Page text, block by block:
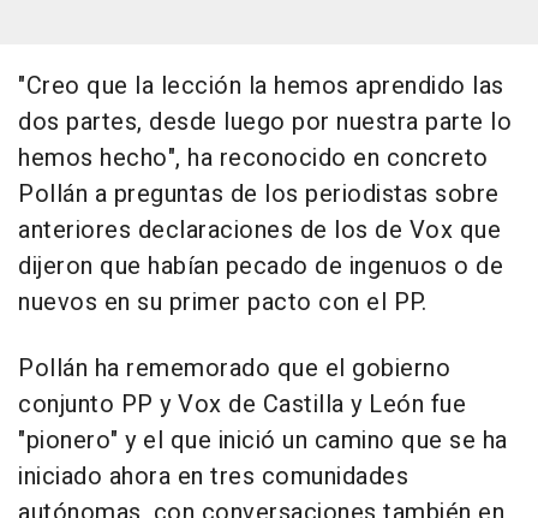
"Creo que la lección la hemos aprendido las
dos partes, desde luego por nuestra parte lo
hemos hecho", ha reconocido en concreto
Pollán a preguntas de los periodistas sobre
anteriores declaraciones de los de Vox que
dijeron que habían pecado de ingenuos o de
nuevos en su primer pacto con el PP.
Pollán ha rememorado que el gobierno
conjunto PP y Vox de Castilla y León fue
"pionero" y el que inició un camino que se ha
iniciado ahora en tres comunidades